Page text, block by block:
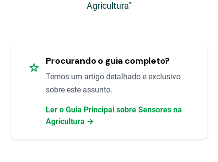
Agricultura"
star Procurando o guia completo?
Temos um artigo detalhado e exclusivo
sobre este assunto.
Ler o Guia Principal sobre Sensores na
Agricultura →